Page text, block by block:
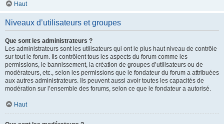
Haut
Niveaux d’utilisateurs et groupes
Que sont les administrateurs ?
Les administrateurs sont les utilisateurs qui ont le plus haut niveau de contrôle
sur tout le forum. Ils contrôlent tous les aspects du forum comme les
permissions, le bannissement, la création de groupes d’utilisateurs ou de
modérateurs, etc., selon les permissions que le fondateur du forum a attribuées
aux autres administrateurs. Ils peuvent aussi avoir toutes les capacités de
modération sur l’ensemble des forums, selon ce que le fondateur a autorisé.
Haut